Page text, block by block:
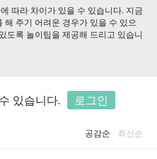
따라 차이가 있을 수 있습니다. 지금
주기 어려운 경우가 있을 수 있으
도록 놀이팁을 제공해 드리고 있습니
있습니다. 로그인
공감순 최신순